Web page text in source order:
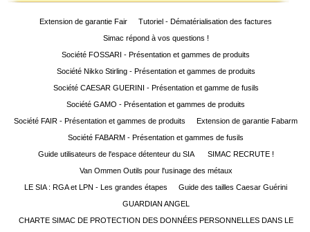
Extension de garantie Fair
Tutoriel - Dématérialisation des factures
Simac répond à vos questions !
Société FOSSARI - Présentation et gammes de produits
Société Nikko Stirling - Présentation et gammes de produits
Société CAESAR GUERINI - Présentation et gamme de fusils
Société GAMO - Présentation et gammes de produits
Société FAIR - Présentation et gammes de produits
Extension de garantie Fabarm
Société FABARM - Présentation et gammes de fusils
Guide utilisateurs de l'espace détenteur du SIA
SIMAC RECRUTE !
Van Ommen Outils pour l'usinage des métaux
LE SIA : RGA et LPN - Les grandes étapes
Guide des tailles Caesar Guérini
GUARDIAN ANGEL
CHARTE SIMAC DE PROTECTION DES DONNÉES PERSONNELLES DANS LE